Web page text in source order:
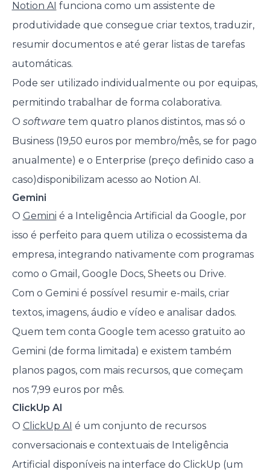
Notion AI funciona como um assistente de
produtividade que consegue criar textos, traduzir,
resumir documentos e até gerar listas de tarefas
automáticas.
Pode ser utilizado individualmente ou por equipas,
permitindo trabalhar de forma colaborativa.
O software tem quatro planos distintos, mas só o
Business (19,50 euros por membro/mês, se for pago
anualmente) e o Enterprise (preço definido caso a
caso)disponibilizam acesso ao Notion AI.
Gemini
O Gemini é a Inteligência Artificial da Google, por
isso é perfeito para quem utiliza o ecossistema da
empresa, integrando nativamente com programas
como o Gmail, Google Docs, Sheets ou Drive.
Com o Gemini é possível resumir e-mails, criar
textos, imagens, áudio e vídeo e analisar dados.
Quem tem conta Google tem acesso gratuito ao
Gemini (de forma limitada) e existem também
planos pagos, com mais recursos, que começam
nos 7,99 euros por mês.
ClickUp AI
O ClickUp AI é um conjunto de recursos
conversacionais e contextuais de Inteligência
Artificial disponíveis na interface do ClickUp (um